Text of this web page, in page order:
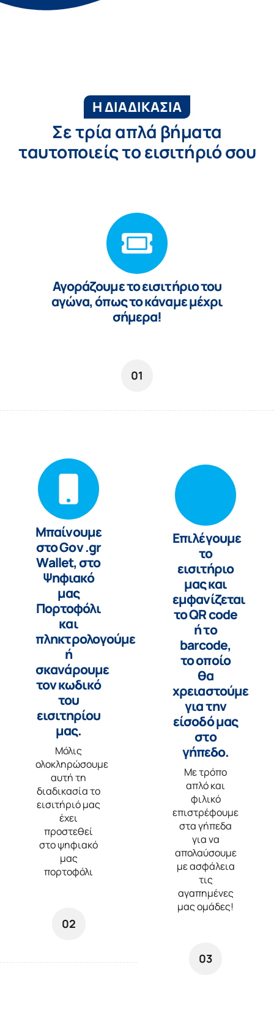
Η ΔΙΑΔΙΚΑΣΙΑ
Σε τρία απλά βήματα
ταυτοποιείς το εισιτήριό σου
Αγoράζουμε το εισιτήριο του
αγώνα, όπως το κάναμε μέχρι
σήμερα!
01
Μπαίνουμε
στο Gov .gr
Wallet, στο
Ψηφιακό
μας
Πορτοφόλι
και
πληκτρολογούμε
ή
σκανάρουμε
τον κωδικό
του
εισιτηρίου
μας.
Μόλις
ολοκληρώσουμε
αυτή τη
διαδικασία το
εισιτήριό μας
έχει
προστεθεί
στο ψηφιακό
μας
πορτοφόλι
02
Επιλέγουμε
το
εισιτήριο
μας και
εμφανίζεται
το QR code
ή το
barcode,
το οποίο
θα
χρειαστούμε
για την
είσοδό μας
στο
γήπεδο.
Με τρόπο
απλό και
φιλικό
επιστρέφουμε
στα γήπεδα
για να
απολαύσουμε
με ασφάλεια
τις
αγαπημένες
μας ομάδες!
03